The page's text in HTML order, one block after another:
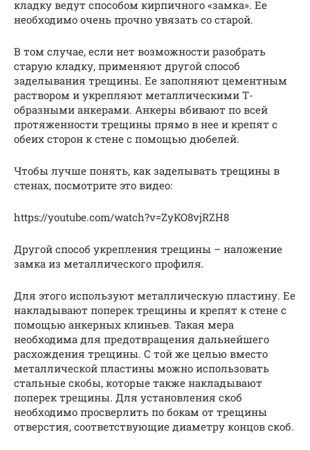
кладку ведут способом кирпичного «замка». Ее
необходимо очень прочно увязать со старой.
В том случае, если нет возможности разобрать
старую кладку, применяют другой способ
заделывания трещины. Ее заполняют цементным
раствором и укрепляют металлическими Т-
образными анкерами. Анкеры вбивают по всей
протяженности трещины прямо в нее и крепят с
обеих сторон к стене с помощью дюбелей.
Чтобы лучше понять, как заделывать трещины в
стенах, посмотрите это видео:
https://youtube.com/watch?v=ZyKO8vjRZH8
Другой способ укрепления трещины – наложение
замка из металлического профиля.
Для этого используют металлическую пластину. Ее
накладывают поперек трещины и крепят к стене с
помощью анкерных клиньев. Такая мера
необходима для предотвращения дальнейшего
расхождения трещины. С той же целью вместо
металлической пластины можно использовать
стальные скобы, которые также накладывают
поперек трещины. Для установления скоб
необходимо просверлить по бокам от трещины
отверстия, соответствующие диаметру концов скоб.